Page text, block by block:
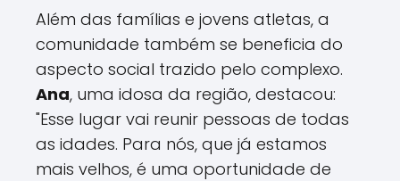
Além das famílias e jovens atletas, a
comunidade também se beneficia do
aspecto social trazido pelo complexo.
Ana, uma idosa da região, destacou:
"Esse lugar vai reunir pessoas de todas
as idades. Para nós, que já estamos
mais velhos, é uma oportunidade de